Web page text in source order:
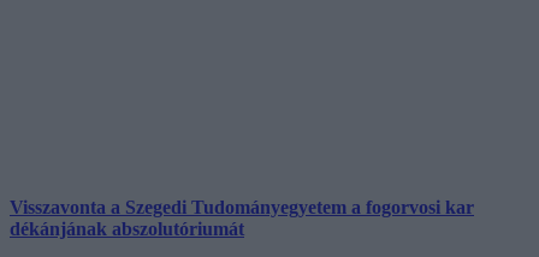
Visszavonta a Szegedi Tudományegyetem a fogorvosi kar
dékánjának abszolutóriumát